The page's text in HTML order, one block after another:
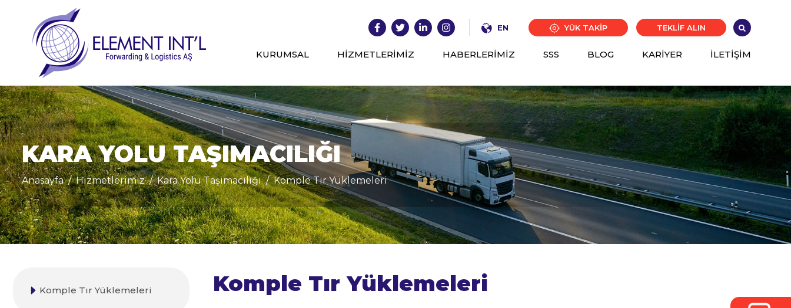
EN YÜK TAKİP TEKLİF ALIN
KURUMSAL HİZMETLERİMİZ HABERLERİMİZ SSS BLOG KARİYER İLETİŞİM
KARA YOLU TAŞIMACILIĞI
Anasayfa Hizmetlerimiz Kara Yolu Taşımacılığı Komple Tır Yüklemeleri
Komple Tır Yüklemeleri Komple Tır Yüklemeleri